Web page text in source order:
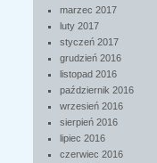
marzec 2017
luty 2017
styczeń 2017
grudzień 2016
listopad 2016
październik 2016
wrzesień 2016
sierpień 2016
lipiec 2016
czerwiec 2016